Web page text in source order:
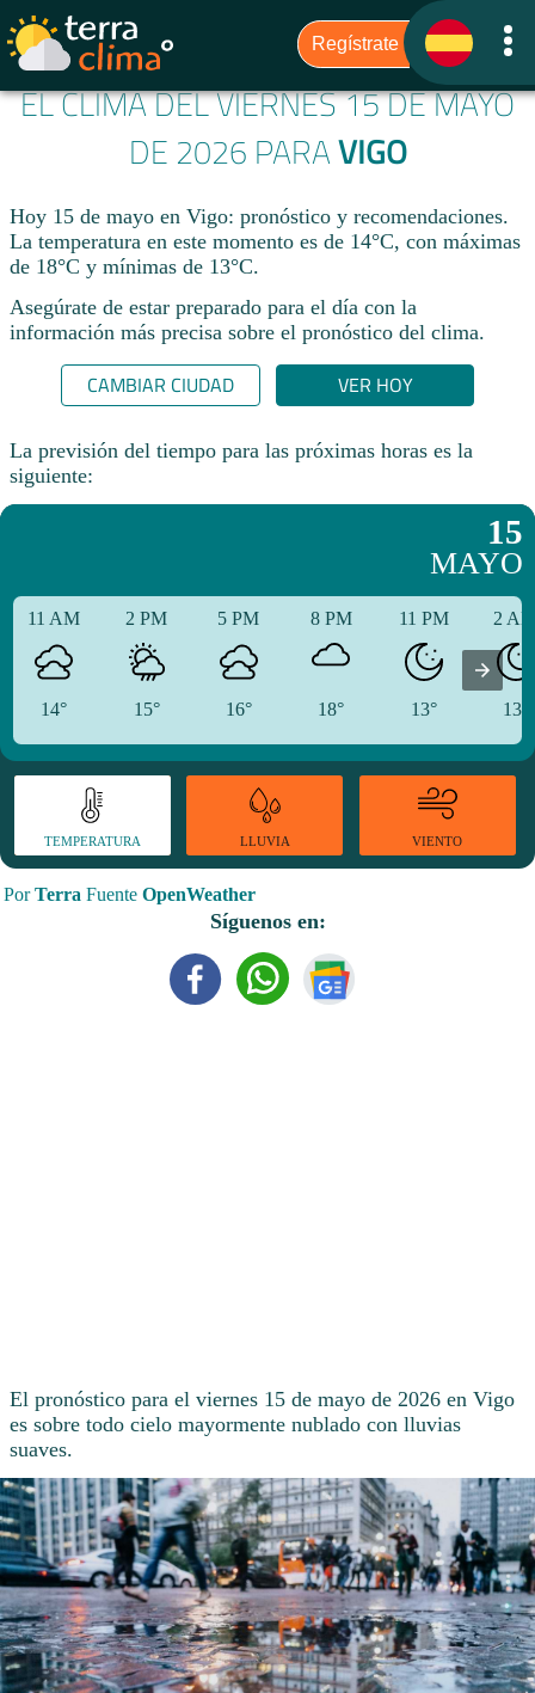
EL CLIMA DEL VIERNES 15 DE MAYO
DE 2026 PARAVIGO
Hoy 15 de mayo en Vigo: pronóstico y recomendaciones.
La temperatura en este momento es de 14°C, con máximas
de 18°C y mínimas de 13°C.
Asegúrate de estar preparado para el día con la
información más precisa sobre el pronóstico del clima.
CAMBIAR CIUDAD VER HOY
La previsión del tiempo para las próximas horas es la
siguiente:
15
MAYO
11 AM
14°
2 PM
15°
5 PM
16°
8 PM
18°
11 PM
13°
2
13°
TEMPERATURA LLUVIA VIENTO
PorTerra Fuente OpenWeather
Síguenos en:
El pronóstico para el viernes 15 de mayo de 2026 en Vigo
es sobre todo cielo mayormente nublado con lluvias
suaves.